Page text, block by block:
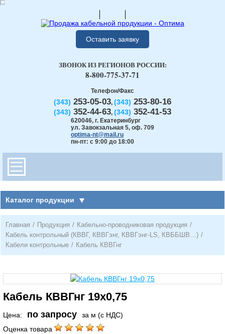
Оставить заявку
Телефон/Факс
(343) 253-05-03, (343) 253-80-16
(343) 352-44-63, (343) 352-41-53
620046, г. Екатеринбург
ул. Завокзальная 5, оф. 709
optima-nt@mail.ru
пн-пт: с 9:00 до 18:00
ЗВОНОК ИЗ РЕГИОНОВ РОССИИ:
8-800-775-37-71
Каталог продукции
Главная / Продукция / Кабельно-проводниковая продукция /
Кабель контрольный (КВВГ, КВВГэнг, КВВГэнг-LS, КВББШВ…) /
Кабели контрольные / Кабель КВВГнг
Кабель КВВГнг 19х0,75
Цена: по запросу
за м (с НДС)
Оценка товара